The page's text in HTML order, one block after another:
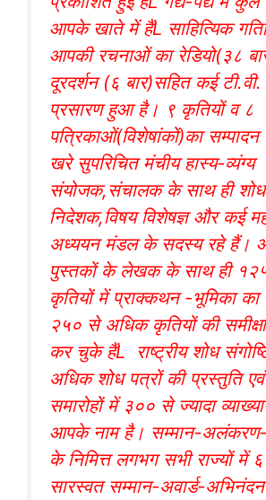
आपके खाते में हैंL साहित्यिक
आपकी रचनाओं का रेडियो(३८
दूरदर्शन (६ बार)सहित कई
प्रसारण हुआ है। ९ कृतियों व ८
पत्रिकाओं(विशेषांकों)का
खरे सुपरिचित मंचीय हास्य-व्यंग्य
संयोजक,संचालक के साथ ही शोध
निदेशक,विषय विशेषज्ञ और कई
अध्ययन मंडल के सदस्य रहे हैं।
पुस्तकों के लेखक के साथ ही
कृतियों में प्राक्कथन -भूमिका
२५० से अधिक कृतियों की
कर चुके हैंL राष्ट्रीय शोध
अधिक शोध पत्रों की प्रस्तुति
समारोहों में ३०० से ज्यादा
आपके नाम है। सम्मान-अलंकरण-
के निमित्त लगभग सभी राज्यों
सारस्वत सम्मान-अवार्ड-